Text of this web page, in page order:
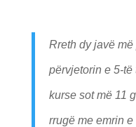
Rreth dy javë
përvjetorin e 5-të
kurse sot më 11
rrugë me emrin e